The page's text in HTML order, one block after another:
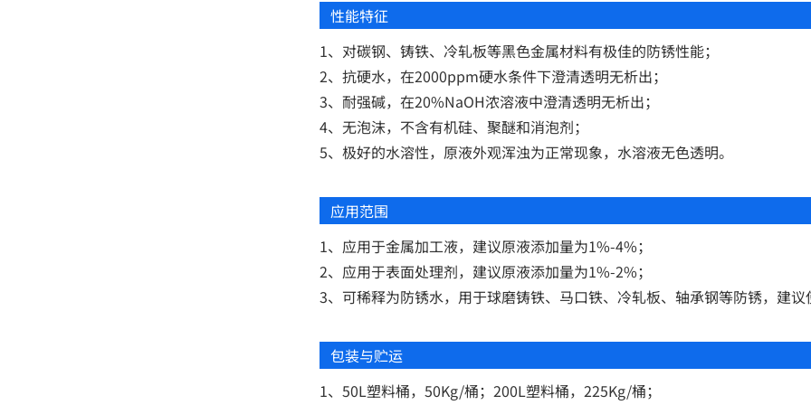
性能特征
1、对碳钢、铸铁、冷轧板等黑色金属材料有极佳的防锈性能；
2、抗硬水，在2000ppm硬水条件下澄清透明无析出；
3、耐强碱，在20%NaOH浓溶液中澄清透明无析出；
4、无泡沫，不含有机硅、聚醚和消泡剂；
5、极好的水溶性，原液外观浑浊为正常现象，水溶液无色透明。
应用范围
1、应用于金属加工液，建议原液添加量为1%-4%；
2、应用于表面处理剂，建议原液添加量为1%-2%；
3、可稀释为防锈水，用于球磨铸铁、马口铁、冷轧板、轴承钢等防锈，建议
包装与贮运
1、50L塑料桶，50Kg/桶；200L塑料桶，225Kg/桶；